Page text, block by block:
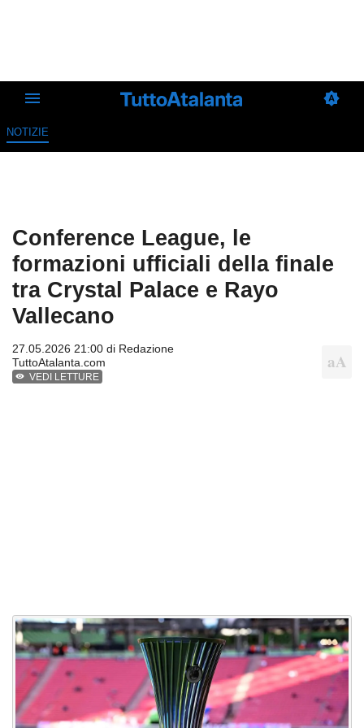
NOTIZIE
Conference League, le
formazioni ufficiali della finale
tra Crystal Palace e Rayo
Vallecano
27.05.2026 21:00 di Redazione
TuttoAtalanta.com
VEDI LETTURE